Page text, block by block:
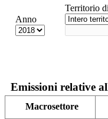
Anno
Territorio
Emissioni relative
Macrosettore